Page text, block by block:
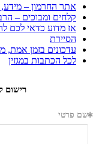
אתר החרמון – מידע,
קלחים ומבוכים –
אז מדוע כדאי לכם
הסיירת
עדכונים בזמן אמת,
לכל הכתבות במגזין